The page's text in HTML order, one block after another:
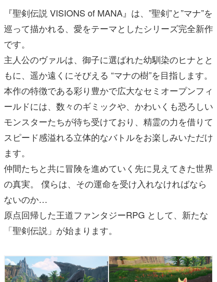
『聖剣伝説 VISIONS of MANA』は、”聖剣”と”マナ”を
巡って描かれる、愛をテーマとしたシリーズ完全新作
です。
主人公のヴァルは、御子に選ばれた幼馴染のヒナとと
もに、遥か遠くにそびえる “マナの樹”を目指します。
本作の特徴である彩り豊かで広大なセミオープンフィ
ールドには、数々のギミックや、かわいくも恐ろしい
モンスターたちが待ち受けており、精霊の力を借りて
スピード感溢れる立体的なバトルをお楽しみいただけ
ます。
仲間たちと共に冒険を進めていく先に見えてきた世界
の真実。 僕らは、その運命を受け入れなければなら
ないのか…
原点回帰した王道ファンタジーRPG として、新たな
「聖剣伝説」が始まります。